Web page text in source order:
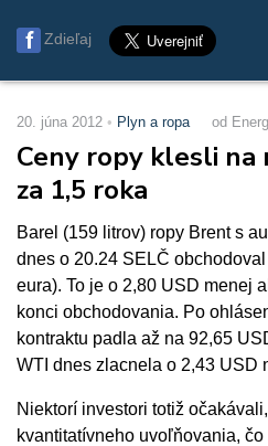
Zdieľaj
20. júna 2012 Plyn a ropa od
Ceny ropy klesli na
za 1,5 roka
Barel (159 litrov) ropy Brent s
dnes o 20.24 SELČ
eura). To je o 2,80 USD menej
konci obchodovania. Po
kontraktu padla až na 92,65
WTI dnes zlacnela o 2,43 USD
Niektorí investori totiž
kvantitatívneho uvoľňovania,